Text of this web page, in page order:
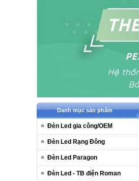
Danh mục sản phẩm
Đèn Led gia công/OEM
Đèn Led Rạng Đông
Đèn Led Paragon
Đèn Led - TB điện Roman